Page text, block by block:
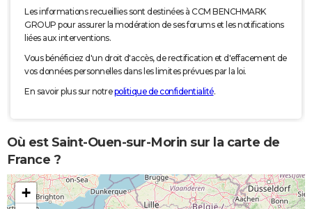
Les informations recueillies sont destinées à CCM BENCHMARK
GROUP pour assurer la modération de ses forums et les notifications
liées aux interventions.
Vous bénéficiez d'un droit d'accès, de rectification et d'effacement de
vos données personnelles dans les limites prévues par la loi.
En savoir plus sur notrepolitique de confidentialité.
Où est Saint-Ouen-sur-Morin sur la carte de
France ?
+